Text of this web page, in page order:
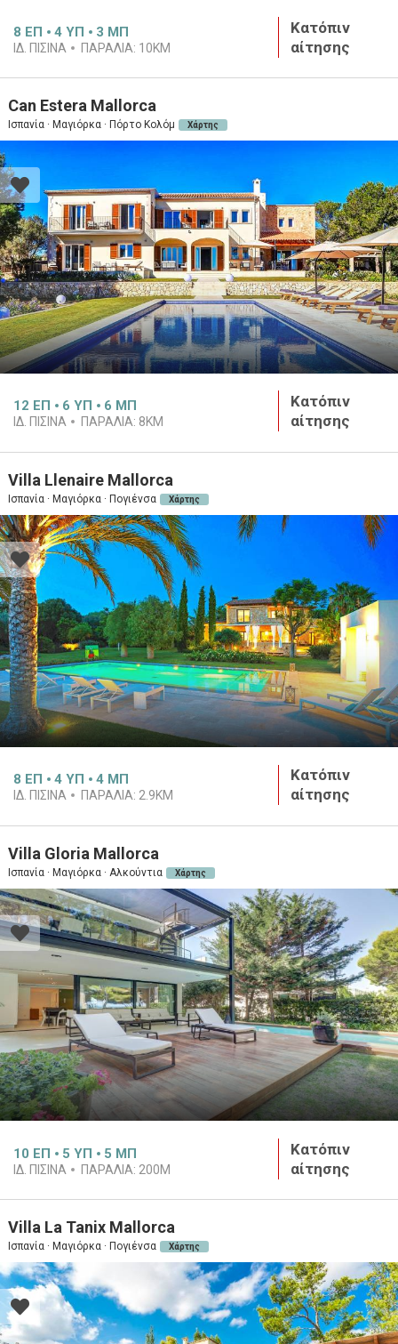
8 ΕΠ 4 ΥΠ 3 ΜΠ
ΙΔ. ΠΙΣΊΝΑ ΠΑΡΑΛΊΑ: 10KM
Κατόπιν
αίτησης
Can Estera Mallorca
Ισπανία · Μαγιόρκα · Πόρτο Κολόμ Χάρτης
12 ΕΠ 6 ΥΠ 6 ΜΠ
ΙΔ. ΠΙΣΊΝΑ ΠΑΡΑΛΊΑ: 8KM
Κατόπιν
αίτησης
Villa Llenaire Mallorca
Ισπανία · Μαγιόρκα · Πογιένσα Χάρτης
8 ΕΠ 4 ΥΠ 4 ΜΠ
ΙΔ. ΠΙΣΊΝΑ ΠΑΡΑΛΊΑ: 2.9KM
Κατόπιν
αίτησης
Villa Gloria Mallorca
Ισπανία · Μαγιόρκα · Αλκούντια Χάρτης
10 ΕΠ 5 ΥΠ 5 ΜΠ
ΙΔ. ΠΙΣΊΝΑ ΠΑΡΑΛΊΑ: 200M
Κατόπιν
αίτησης
Villa La Tanix Mallorca
Ισπανία · Μαγιόρκα · Πογιένσα Χάρτης